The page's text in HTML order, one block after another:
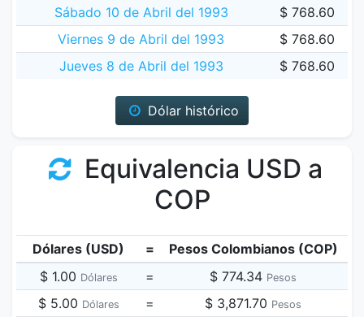
Sábado 10 de Abril del 1993
$ 768.60
Viernes 9 de Abril del 1993
$ 768.60
Jueves 8 de Abril del 1993
$ 768.60
Dólar histórico
Equivalencia USD a
COP
Dólares (USD) =
Pesos Colombianos (COP)
$ 1.00 Dólares = $ 774.34 Pesos
$ 5.00 Dólares = $ 3,871.70 Pesos